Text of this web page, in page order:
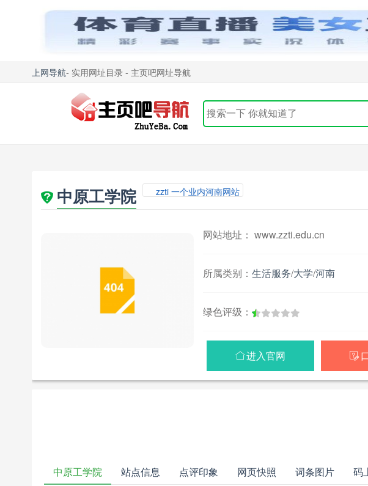
上网导航- 实用网址目录 - 主页吧网址导航
中原工学院 zzti 一个业内河南网站
网站地址： www.zzti.edu.cn
所属类别： 生活服务/大学/河南
绿色评级：
进入官网 
中原工学院 站点信息 点评印象 网页快照 词条图片 码